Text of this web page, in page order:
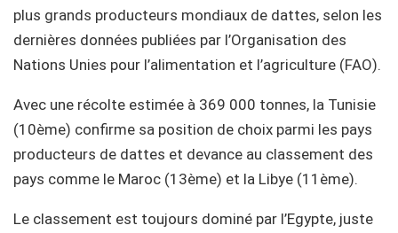
plus grands producteurs mondiaux de dattes, selon les
dernières données publiées par l’Organisation des
Nations Unies pour l’alimentation et l’agriculture (FAO).
Avec une récolte estimée à 369 000 tonnes, la Tunisie
(10ème) confirme sa position de choix parmi les pays
producteurs de dattes et devance au classement des
pays comme le Maroc (13ème) et la Libye (11ème).
Le classement est toujours dominé par l’Egypte, juste